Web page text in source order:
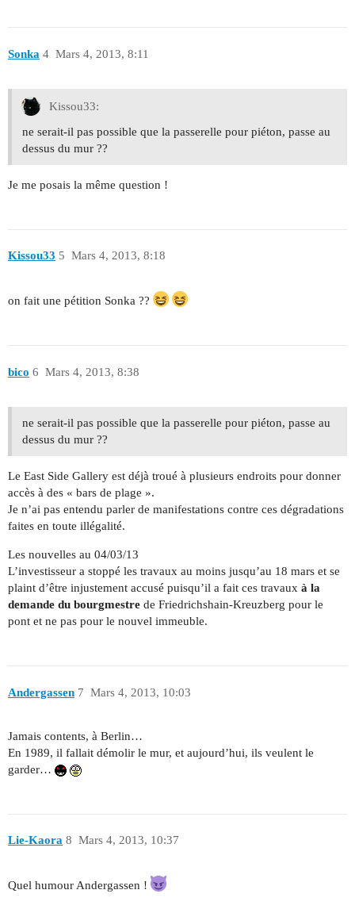
Sonka Mars 4, 2013, 8:11
4
Kissou33:
ne serait-il pas possible que la passerelle pour piéton, passe au
dessus du mur ??
Je me posais la même question !
Kissou33 Mars 4, 2013, 8:18
5
on fait une pétition Sonka ??
bico Mars 4, 2013, 8:38
6
ne serait-il pas possible que la passerelle pour piéton, passe au
dessus du mur ??
Le East Side Gallery est déjà troué à plusieurs endroits pour donner
accès à des « bars de plage ».
Je n’ai pas entendu parler de manifestations contre ces dégradations
faites en toute illégalité.
Les nouvelles au 04/03/13
L’investisseur a stoppé les travaux au moins jusqu’au 18 mars et se
plaint d’être injustement accusé puisqu’il a fait ces travaux à la
demande du bourgmestre de Friedrichshain-Kreuzberg pour le
pont et ne pas pour le nouvel immeuble.
Andergassen Mars 4, 2013, 10:03
7
Jamais contents, à Berlin…
En 1989, il fallait démolir le mur, et aujourd’hui, ils veulent le
garder…
Lie-Kaora Mars 4, 2013, 10:37
8
Quel humour Andergassen !